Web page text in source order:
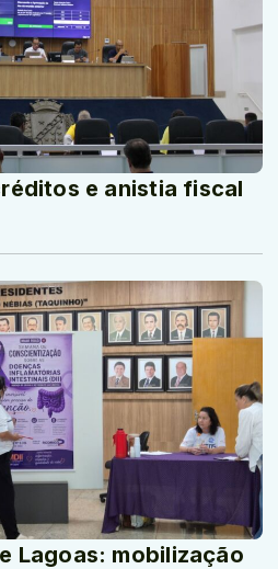
e anistia fiscal
Lagoas: mobilização